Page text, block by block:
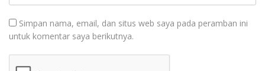
Simpan nama, email, dan situs web saya pada peramban ini
untuk komentar saya berikutnya.